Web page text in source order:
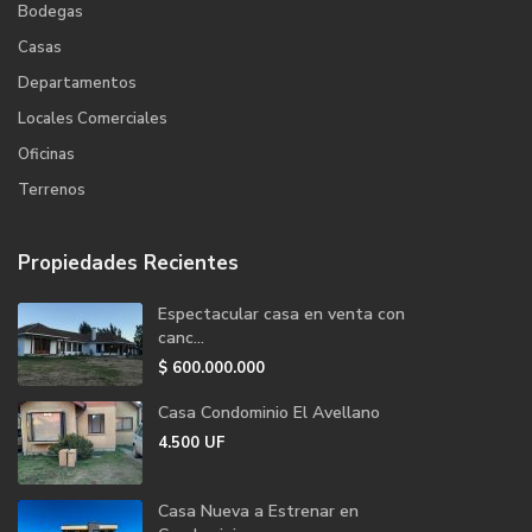
Bodegas
Casas
Departamentos
Locales Comerciales
Oficinas
Terrenos
Propiedades Recientes
Espectacular casa en venta con
canc...
$ 600.000.000
Casa Condominio El Avellano
4.500 UF
Casa Nueva a Estrenar en